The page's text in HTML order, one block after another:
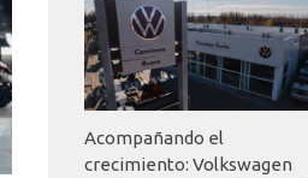
Acompañando el
crecimiento: Volkswagen